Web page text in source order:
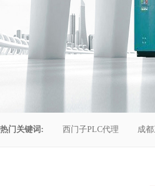
热门关键词: 西门子PLC代理 成